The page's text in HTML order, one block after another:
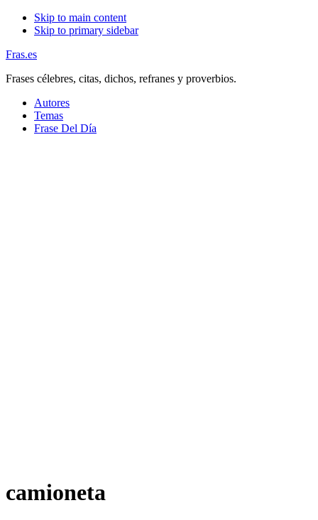
Skip to main content
Skip to primary sidebar
Fras.es
Frases célebres, citas, dichos, refranes y proverbios.
Autores
Temas
Frase Del Día
camioneta